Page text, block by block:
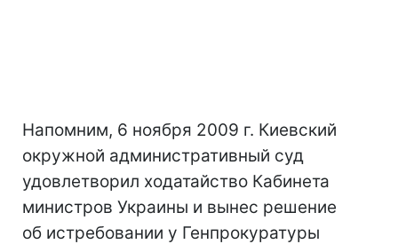
Напомним, 6 ноября 2009 г. Киевский
окружной административный суд
удовлетворил ходатайство Кабинета
министров Украины и вынес решение
об истребовании у Генпрокуратуры